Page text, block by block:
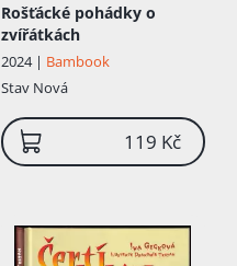
Rošťácké pohádky o
zvířátkách
2024 | Bambook
Stav Nová
119 Kč